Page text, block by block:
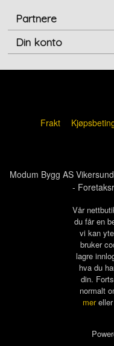
Partnere
Din konto
Frakt
Modum Bygg AS
-
Vår
du får en
vi kan
bruker
lagre
hva du
din.
normalt
mereller